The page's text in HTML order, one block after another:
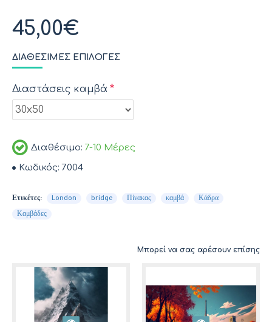
Διαθέσιμο: 7-10 Μέρες
Κωδικός: 7004
45,00€
ΔΙΑΘΈΣΙΜΕΣ ΕΠΙΛΟΓΈΣ
Διαστάσεις καμβά
Ετικέτες: London bridge Πίνακας καμβά
Κάδρα
Καμβάδες
Μπορεί να σας αρέσουν επίσης